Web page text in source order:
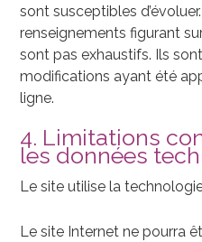
sont susceptibles
renseignements figurant
sont pas exhaustifs. Ils
modifications ayant été
ligne.
4. Limitations
les données
Le site utilise la
Le site Internet ne pourra